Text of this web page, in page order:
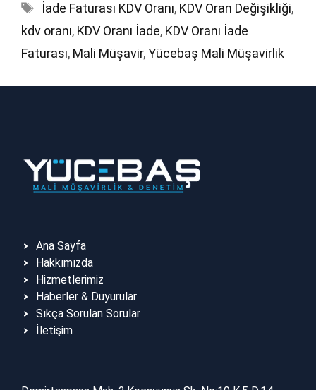
Etiketler
İade Faturası KDV Oranı, KDV Oran Değişikliği,
kdv oranı, KDV Oranı İade, KDV Oranı İade
Faturası, Mali Müşavir,Yücebaş Mali Müşavirlik
Ana Sayfa
Hakkımızda
Hizmetlerimiz
Haberler & Duyurular
Sıkça Sorulan Sorular
İletişim